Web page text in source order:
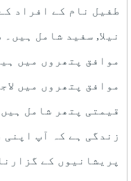
طفیل نام کے افراد
نیلا, سفید شامل
موافق پتھروں میں
موافق پتھروں میں
قیمتی پتھر شامل
زندگی ہے کہ آپ اپنی
پریشانیوں کے